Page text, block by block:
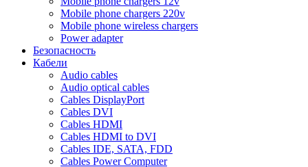
Mobile phone chargers 220v
Mobile phone wireless chargers
Power adapter
Безопасность
Кабели
Audio cables
Audio optical cables
Cables DisplayPort
Cables DVI
Cables HDMI
Cables HDMI to DVI
Cables IDE, SATA, FDD
Cables Power Computer